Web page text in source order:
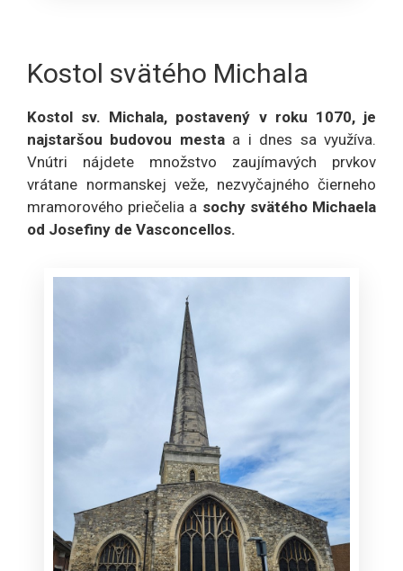
Kostol svätého Michala
Kostol sv. Michala, postavený v roku 1070, je
najstaršou budovou mestaa i dnes sa využíva.
Vnútri nájdete množstvo zaujímavých prvkov
vrátane normanskej veže, nezvyčajného čierneho
mramorového priečelia a sochy svätého Michaela
od Josefiny de Vasconcellos.